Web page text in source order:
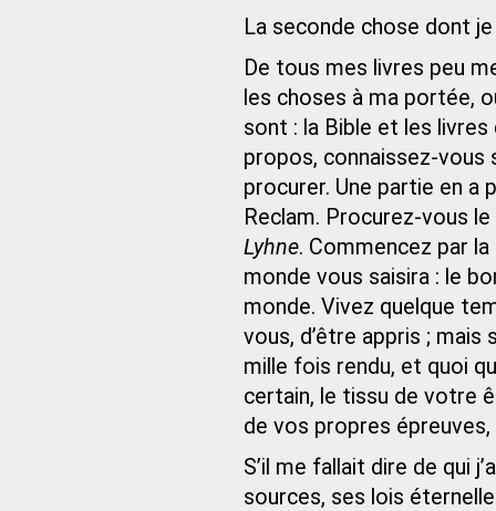
La seconde chose dont
De tous mes livres peu
les choses à ma portée,
sont : la Bible et les
propos, connaissez-
procurer. Une partie en a
Reclam. Procurez-vous
Lyhne. Commencez par
monde vous saisira : le
monde. Vivez quelque
vous, d’être appris ;
mille fois rendu, et quoi
certain, le tissu de votre
de vos propres
S’il me fallait dire de qui
sources, ses lois